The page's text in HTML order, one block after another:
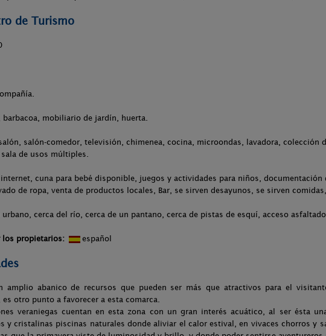
de Turismo
mobiliario de jardín, huerta.
salón-comedor, televisión, chimenea, cocina, microondas, lavadora, colección
de usos múltiples.
cuna para bebé disponible, juegos y actividades para niños,
de ropa, venta de productos locales, Bar, se sirven desayunos, se sirven
urbano, cerca del río, cerca de un pantano, cerca de pistas de esquí, acceso
los propietarios: español
amplio abanico de recursos que pueden ser más que atractivos para el
otro punto a favorecer a esta comarca.
veraniegas cuentan en esta zona con un gran interés acuático, al ser ésta
y cristalinas piscinas naturales donde aliviar el calor estival, en vivaces chorros y